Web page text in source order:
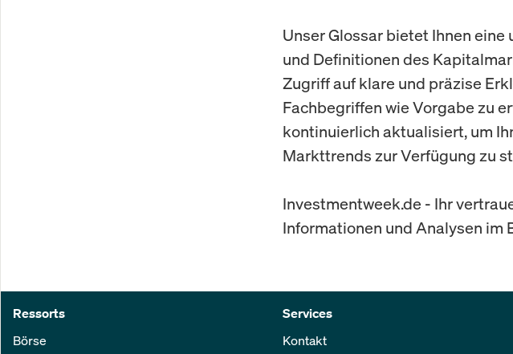
Unser Glossar bietet Ihnen
und Definitionen des
Zugriff auf klare und präzise
Fachbegriffen wie Vorgabe zu
kontinuierlich aktualisiert, um
Markttrends zur Verfügung zu
Investmentweek.de - Ihr
Informationen und Analysen im
Ressorts
Börse
Services
Kontakt